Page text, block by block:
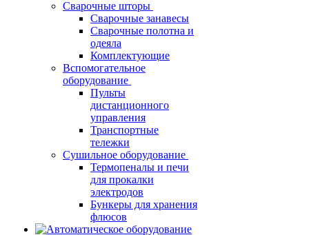
Сварочные шторы
Сварочные занавесы
Сварочные полотна и
одеяла
Комплектующие
Вспомогательное
оборудование
Пульты
дистанционного
управления
Транспортные
тележки
Сушильное оборудование
Термопеналы и печи
для прокалки
электродов
Бункеры для хранения
флюсов